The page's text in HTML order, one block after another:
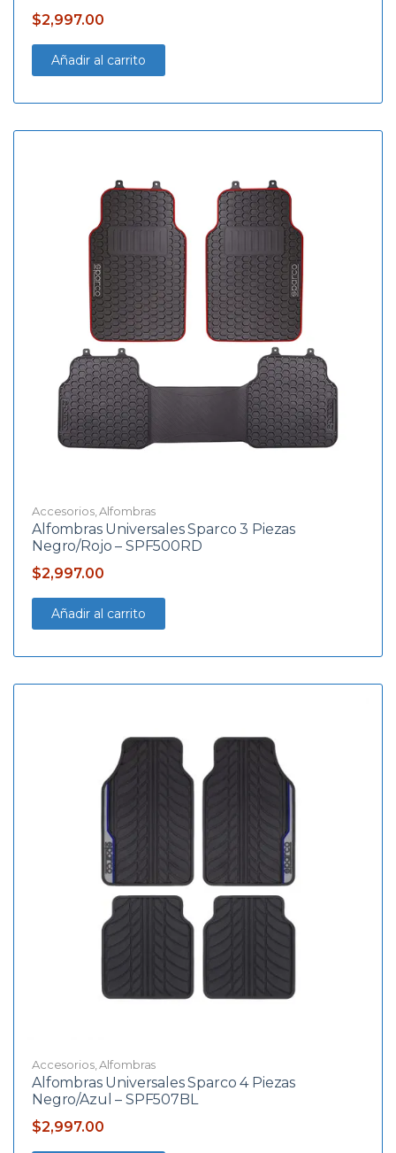
$2,997.00
Añadir al carrito
Accesorios,Alfombras
Alfombras Universales Sparco 3 Piezas
Negro/Rojo – SPF500RD
$2,997.00
Añadir al carrito
Accesorios,Alfombras
Alfombras Universales Sparco 4 Piezas
Negro/Azul – SPF507BL
$2,997.00